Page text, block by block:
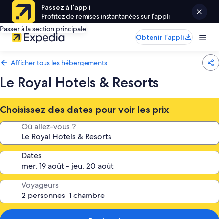
Passez à l’appli
Profitez de remises instantanées sur l’appli
Passer à la section principale
Obtenir l’appli
Afficher tous les hébergements
Le Royal Hotels & Resorts
Choisissez des dates pour voir les prix
Où allez-vous ?
Dates
Voyageurs